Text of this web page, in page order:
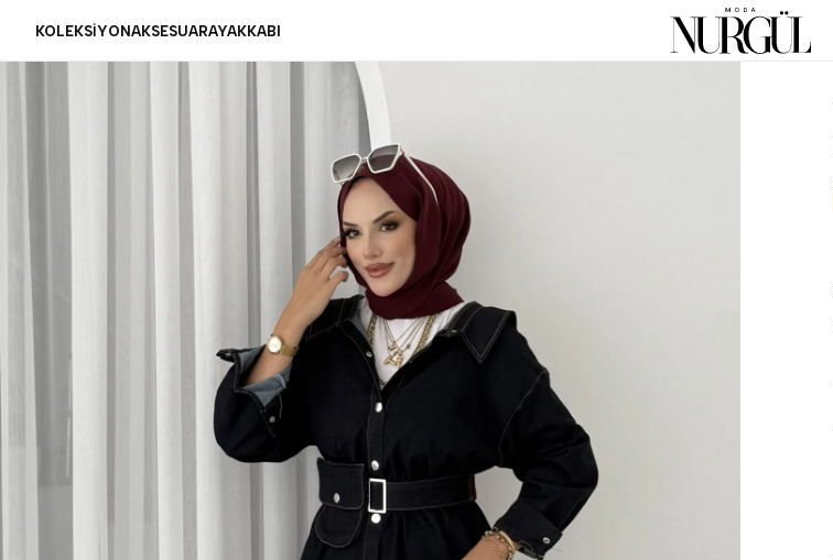
KOLEKSİYONAKSESUARAYAKKABI